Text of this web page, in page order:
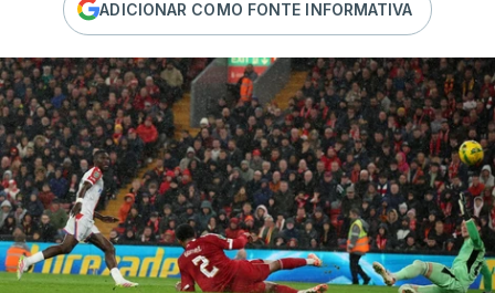
ADICIONAR COMO FONTE INFORMATIVA